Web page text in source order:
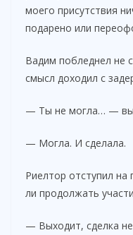
моего присутствия
подарено или
Вадим побледнел не
смысл доходил с
— Ты не могла… —
— Могла. И сделала.
Риелтор отступил на
ли продолжать
— Выходит, сделка